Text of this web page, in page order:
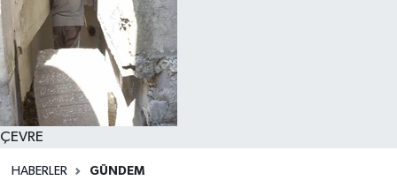
ÇEVRE
HABERLER GÜNDEM